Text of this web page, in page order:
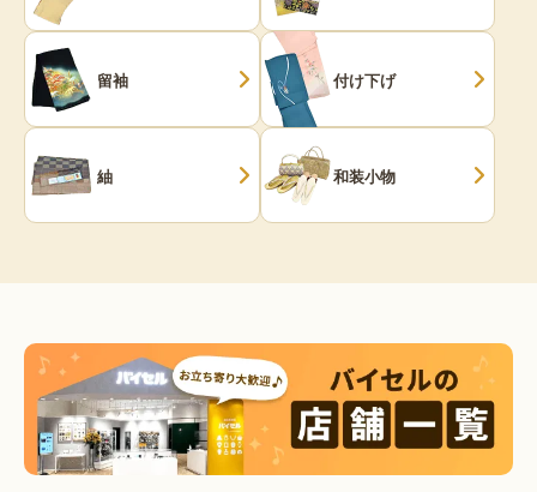
留袖 付け下げ
紬 和装小物